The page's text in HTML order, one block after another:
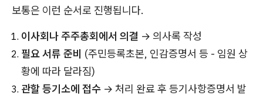
보통은 이런 순서로 진행됩니다.
이사회나 주주총회에서 의결 → 의사록 작성
필요 서류 준비 (주민등록초본, 인감증명서 등 - 임원 상
황에 따라 달라짐)
관할 등기소에 접수 → 처리 완료 후 등기사항증명서 발